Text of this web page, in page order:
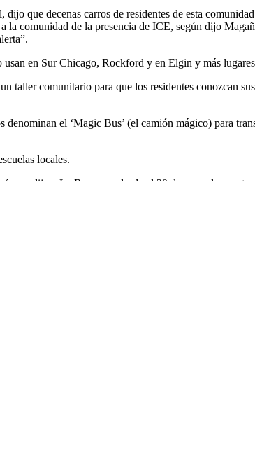
que decenas carros de residentes de esta
la comunidad de la presencia de ICE, según dijo
en Sur Chicago, Rockford y en Elgin y más
taller comunitario para que los residentes conozcan
el ‘Magic Bus’ (el camión mágico) para
locales.
dijo a La Raza que desde el 20 de enero las